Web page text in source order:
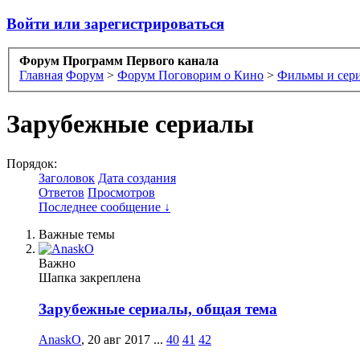
Войти или зарегистрироваться
Форум Программ Первого канала
Главная Форум > Форум Поговорим о Кино > Фильмы и
Зарубежные сериалы
Порядок:
Заголовок Дата создания
Ответов Просмотров
Последнее сообщение ↓
Важные темы
Важно
Шапка закреплена
Зарубежные сериалы, общая тема
AnaskO, 20 авг 2017 ... 40 41 42